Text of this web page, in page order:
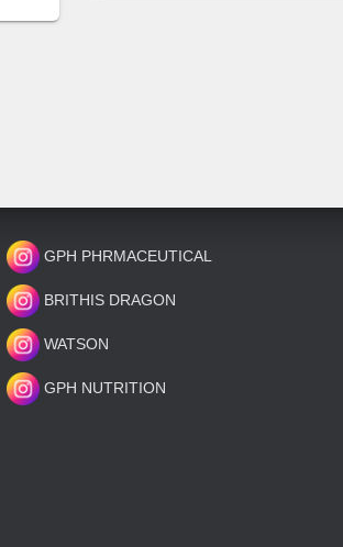
GPH PHRMACEUTICAL
BRITHIS DRAGON
WATSON
GPH NUTRITION